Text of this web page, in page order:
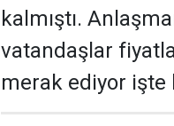
kalmıştı.
vatandaşlar
merak ediyor işte